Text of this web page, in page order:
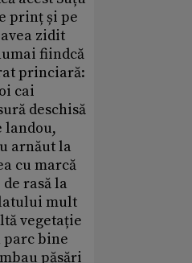
prinț și pe
zidit
fiindcă
princiară:
cai
deschisă
landou,
arnăut la
cu marcă
rasă la
mult
vegetație
parc bine
păsări